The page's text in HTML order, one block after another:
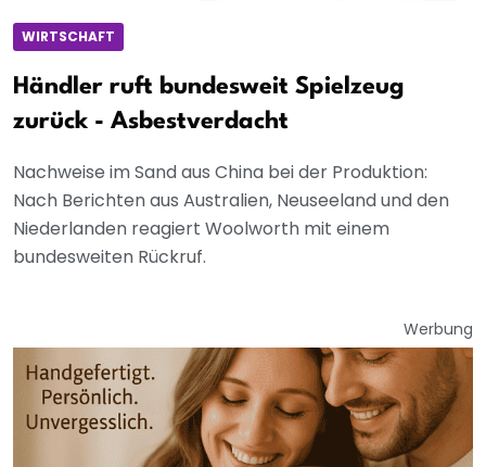
WIRTSCHAFT
Händler ruft bundesweit Spielzeug
zurück - Asbestverdacht
Nachweise im Sand aus China bei der Produktion:
Nach Berichten aus Australien, Neuseeland und den
Niederlanden reagiert Woolworth mit einem
bundesweiten Rückruf.
Werbung